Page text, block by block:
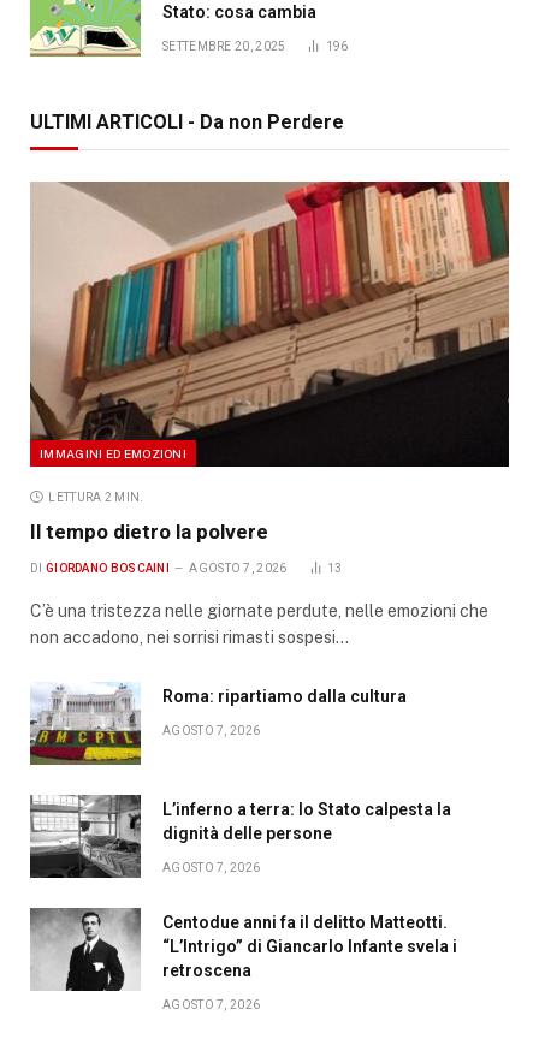
Stato: cosa cambia
SETTEMBRE 20, 2025 196
ULTIMI ARTICOLI - Da non Perdere
IMMAGINI ED EMOZIONI
LETTURA 2 MIN.
Il tempo dietro la polvere
DI GIORDANO BOSCAINI AGOSTO 7, 2026 13
C’è una tristezza nelle giornate perdute, nelle emozioni che
non accadono, nei sorrisi rimasti sospesi…
Roma: ripartiamo dalla cultura
AGOSTO 7, 2026
L’inferno a terra: lo Stato calpesta la
dignità delle persone
AGOSTO 7, 2026
Centodue anni fa il delitto Matteotti.
“L’Intrigo” di Giancarlo Infante svela i
retroscena
AGOSTO 7, 2026